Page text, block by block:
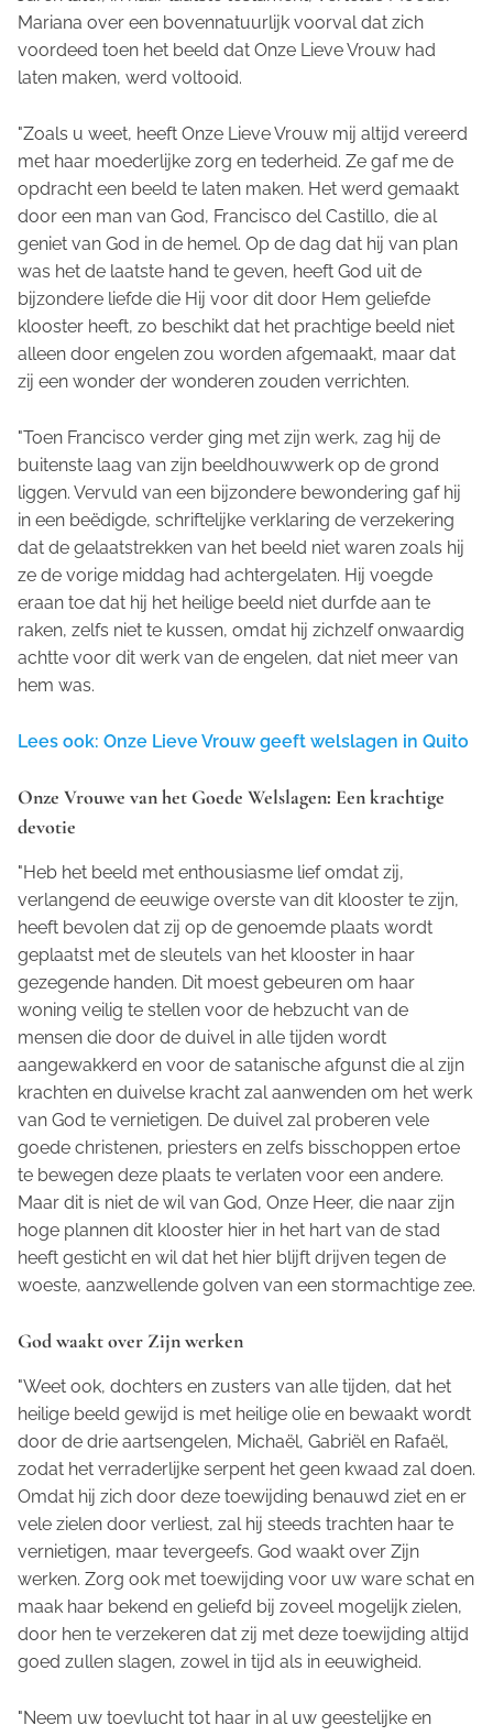
Mariana over een bovennatuurlijk voorval dat zich
voordeed toen het beeld dat Onze Lieve Vrouw had
laten maken, werd voltooid.
"Zoals u weet, heeft Onze Lieve Vrouw mij altijd vereerd
met haar moederlijke zorg en tederheid. Ze gaf me de
opdracht een beeld te laten maken. Het werd gemaakt
door een man van God, Francisco del Castillo, die al
geniet van God in de hemel. Op de dag dat hij van plan
was het de laatste hand te geven, heeft God uit de
bijzondere liefde die Hij voor dit door Hem geliefde
klooster heeft, zo beschikt dat het prachtige beeld niet
alleen door engelen zou worden afgemaakt, maar dat
zij een wonder der wonderen zouden verrichten.
"Toen Francisco verder ging met zijn werk, zag hij de
buitenste laag van zijn beeldhouwwerk op de grond
liggen. Vervuld van een bijzondere bewondering gaf hij
in een beëdigde, schriftelijke verklaring de verzekering
dat de gelaatstrekken van het beeld niet waren zoals hij
ze de vorige middag had achtergelaten. Hij voegde
eraan toe dat hij het heilige beeld niet durfde aan te
raken, zelfs niet te kussen, omdat hij zichzelf onwaardig
achtte voor dit werk van de engelen, dat niet meer van
hem was.
Lees ook: Onze Lieve Vrouw geeft welslagen in Quito
Onze Vrouwe van het Goede Welslagen: Een krachtige
devotie
"Heb het beeld met enthousiasme lief omdat zij,
verlangend de eeuwige overste van dit klooster te zijn,
heeft bevolen dat zij op de genoemde plaats wordt
geplaatst met de sleutels van het klooster in haar
gezegende handen. Dit moest gebeuren om haar
woning veilig te stellen voor de hebzucht van de
mensen die door de duivel in alle tijden wordt
aangewakkerd en voor de satanische afgunst die al zijn
krachten en duivelse kracht zal aanwenden om het werk
van God te vernietigen. De duivel zal proberen vele
goede christenen, priesters en zelfs bisschoppen ertoe
te bewegen deze plaats te verlaten voor een andere.
Maar dit is niet de wil van God, Onze Heer, die naar zijn
hoge plannen dit klooster hier in het hart van de stad
heeft gesticht en wil dat het hier blijft drijven tegen de
woeste, aanzwellende golven van een stormachtige zee.
God waakt over Zijn werken
"Weet ook, dochters en zusters van alle tijden, dat het
heilige beeld gewijd is met heilige olie en bewaakt wordt
door de drie aartsengelen, Michaël, Gabriël en Rafaël,
zodat het verraderlijke serpent het geen kwaad zal doen.
Omdat hij zich door deze toewijding benauwd ziet en er
vele zielen door verliest, zal hij steeds trachten haar te
vernietigen, maar tevergeefs. God waakt over Zijn
werken. Zorg ook met toewijding voor uw ware schat en
maak haar bekend en geliefd bij zoveel mogelijk zielen,
door hen te verzekeren dat zij met deze toewijding altijd
goed zullen slagen, zowel in tijd als in eeuwigheid.
"Neem uw toevlucht tot haar in al uw geestelijke en